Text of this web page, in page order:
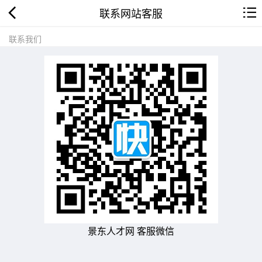
联系网站客服
联系我们
景东人才网 客服微信